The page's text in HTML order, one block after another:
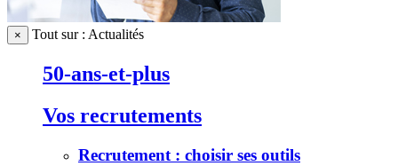
× Tout sur : Actualités
50-ans-et-plus
Vos recrutements
Recrutement : choisir ses outils